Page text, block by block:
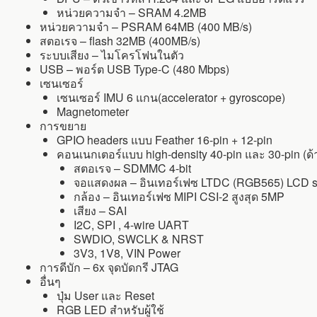
หน่วยความจำ – SRAM 4.2MB
หน่วยความจำ – PSRAM 64MB (400 MB/s)
สตอเรจ – flash 32MB (400MB/s)
ระบบเสียง – ไมโครโฟนในตัว
USB – พอร์ต USB Type-C (480 Mbps)
เซนเซอร์
เซนเซอร์ IMU 6 แกน(accelerator + gyroscope)
Magnetometer
การขยาย
GPIO headers แบบ Feather 16-pin + 12-pin
คอนเนกเตอร์แบบ high-density 40-pin และ 30-pin (
สตอเรจ – SDMMC 4-bit
จอแสดงผล – อินเทอร์เฟซ LTDC (RGB565) LCD
กล้อง – อินเทอร์เฟซ MIPI CSI-2 สูงสุด 5MP
เสียง – SAI
I2C, SPI , 4-wire UART
SWDIO, SWCLK & NRST
3V3, 1V8, VIN Power
การดีบัก – 6x จุดบัดกรี JTAG
อื่นๆ
ปุ่ม User และ Reset
RGB LED สำหรับผู้ใช้